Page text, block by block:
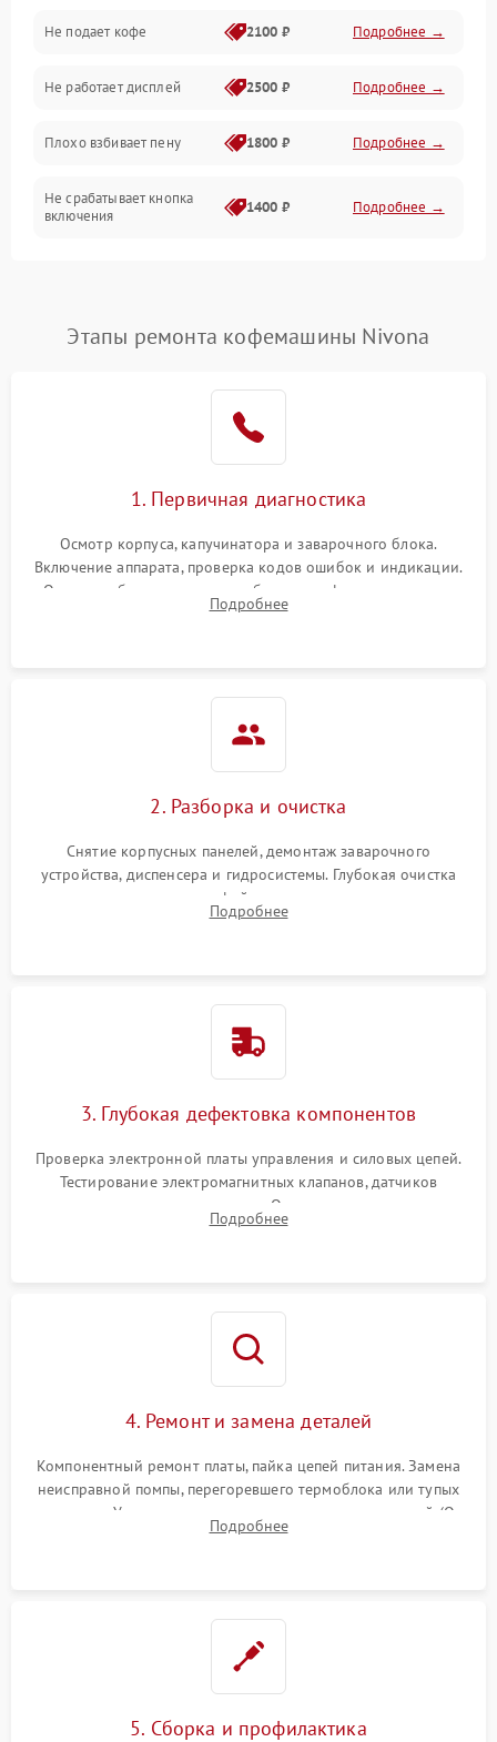
Проблемы с капучинатором и паром
Управление и электроника
Программное обеспечение
Не подает кофе 2100 ₽ Подробнее →
Не работает дисплей 2500 ₽ Подробнее →
Плохо взбивает пену 1800 ₽ Подробнее →
Не срабатывает кнопка
включения
1400 ₽ Подробнее →
Постоянные сбои в работе 1500 ₽ Подробнее →
Этапы ремонта кофемашины Nivona
1. Первичная диагностика
Осмотр корпуса, капучинатора и заварочного блока.
Включение аппарата, проверка кодов ошибок и индикации.
Оценка работы помпы, термоблока и кофемолки на слух.
Измерение температуры и давления воды для выявления
Подробнее
2. Разборка и очистка
Снятие корпусных панелей, демонтаж заварочного
устройства, диспенсера и гидросистемы. Глубокая очистка
внутренних узлов от кофейных масел, жмыха и накипи.
Промывка дренажных каналов и фильтров с использованием
Подробнее
3. Глубокая дефектовка компонентов
Проверка электронной платы управления и силовых цепей.
Тестирование электромагнитных клапанов, датчиков
температуры и расходомера. Оценка степени износа
жерновов кофемолки, уплотнительных колец гидросистемы
Подробнее
4. Ремонт и замена деталей
Компонентный ремонт платы, пайка цепей питания. Замена
неисправной помпы, перегоревшего термоблока или тупых
жерновов. Установка новых силиконовых уплотнителей (O-
ring) и тефлоновых трубок для надежного устранения
Подробнее
5. Сборка и профилактика